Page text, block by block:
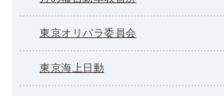
東京オリパラ委員会
東京海上日動